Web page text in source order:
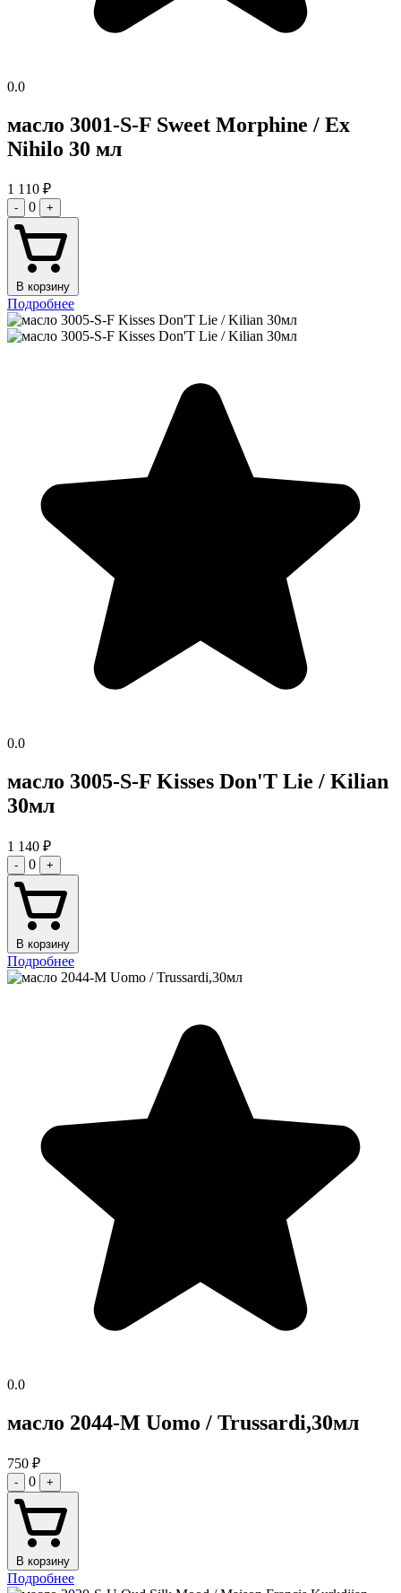
0.0
масло 3001-S-F Sweet Morphine / Ex
Nihilo 30 мл
1 110 ₽
- 0 +
В корзину
Подробнее
0.0
масло 3005-S-F Kisses Don'T Lie / Kilian
30мл
1 140 ₽
- 0 +
В корзину
Подробнее
0.0
масло 2044-M Uomo / Trussardi,30мл
750 ₽
- 0 +
В корзину
Подробнее